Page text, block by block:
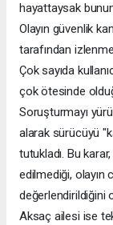
hayattaysak
Olayın güvenlik
tarafından
Çok sayıda
çok ötesinde
Soruşturmayı
alarak sürücüyü
tutukladı. Bu
edilmediği, olayın
değerlendirildiğini
Aksaç ailesi ise